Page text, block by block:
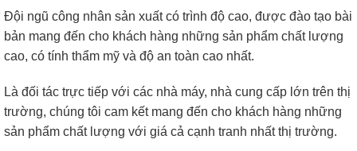
Đội ngũ công nhân sản xuất có trình độ cao, được đào tạo bài
bản mang đến cho khách hàng những sản phẩm chất lượng
cao, có tính thẩm mỹ và độ an toàn cao nhất.
Là đối tác trực tiếp với các nhà máy, nhà cung cấp lớn trên thị
trường, chúng tôi cam kết mang đến cho khách hàng những
sản phẩm chất lượng với giá cả cạnh tranh nhất thị trường.